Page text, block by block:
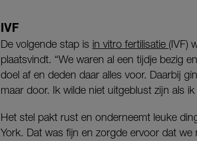
IVF
De volgende stap is in vitro fertilisatie (IVF)
plaatsvindt. “We waren al een tijdje bezig
doel af en deden daar alles voor. Daarbij
maar door. Ik wilde niet uitgeblust zijn als
Het stel pakt rust en onderneemt leuke
York. Dat was fijn en zorgde ervoor dat